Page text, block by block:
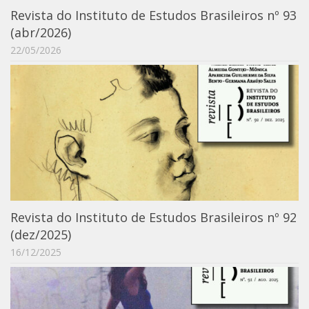
6º CIEAMP
Exposições
científico
Movimentos Estudantis
Biblioteca
Sobre
Biblioteca Digital
Dedalus
Red BAALC
Coleção de Artes Visuais
Sobre
Revista do Instituto de Estudos Brasileiros nº 93
(abr/2026)
22/05/2026
Revista do Instituto de Estudos Brasileiros nº 92
(dez/2025)
16/12/2025